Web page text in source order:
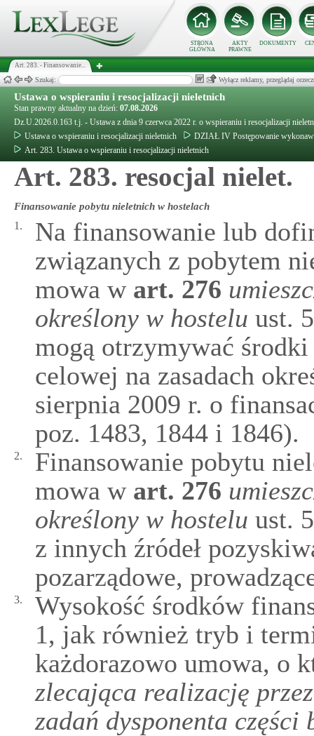
STRONA
GŁÓWNA
AKTY
PRAWNE
DOKUMENTY
Art. 283. - Finansowanie...
Szukaj: Wyłącz reklamy, przeglądaj
Ustawa o wspieraniu i resocjalizacji nieletnich
Stan prawny aktualny na dzień: 07.08.2026
Dz.U.2026.0.163 t.j. - Ustawa z dnia 9 czerwca 2022 r. o wspieraniu i resocjalizacji
Ustawa o wspieraniu i resocjalizacji nieletnich
DZIAŁ IV Postępowanie
Art. 283. Ustawa o wspieraniu i resocjalizacji nieletnich
Art. 283. resocjal nielet.
Finansowanie pobytu nieletnich w hostelach
1.
Na finansowanie lub
związanych z pobytem
mowa wart. 276
określony w hostelu ust.
mogą otrzymywać
celowej na zasadach
sierpnia 2009 r. o
poz. 1483, 1844 i 1846).
2.
Finansowanie pobytu
mowa wart. 276
określony w hostelu ust.
z innych źródeł
pozarządowe,
3.
Wysokość środków
1, jak również tryb i
każdorazowo umowa, o
zlecająca realizację
zadań dysponenta części